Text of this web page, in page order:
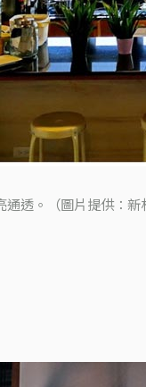
透。（圖片提供：新